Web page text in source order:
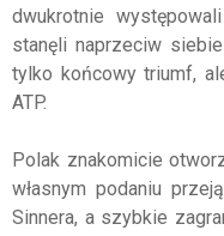
dwukrotnie
stanęli naprzeciw
tylko końcowy triumf,
ATP.
Polak znakomicie
własnym podaniu
Sinnera, a szybkie